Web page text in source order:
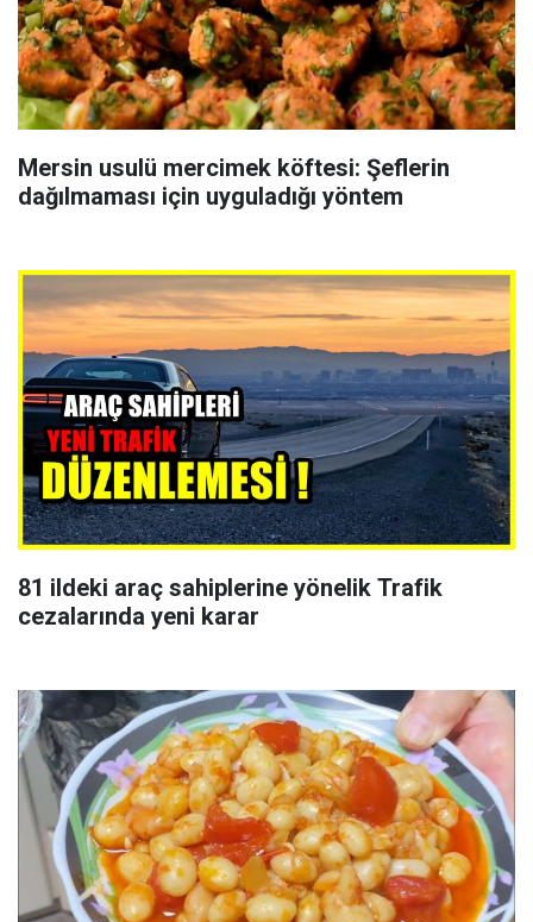
Mersin usulü mercimek köftesi: Şeflerin
dağılmaması için uyguladığı yöntem
81 ildeki araç sahiplerine yönelik Trafik
cezalarında yeni karar